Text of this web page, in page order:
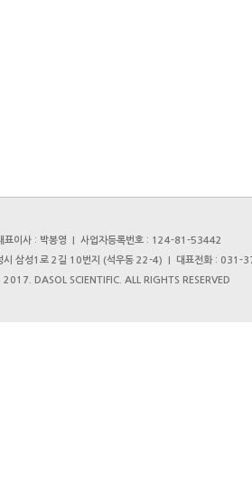
표이사 : 박봉영 | 사업자등록번호 : 124-81-53442
성시 삼성1로 2길 10번지 (석우동 22-4) | 대표전화 :
DASOL SCIENTIFIC. ALL RIGHTS RESERVED